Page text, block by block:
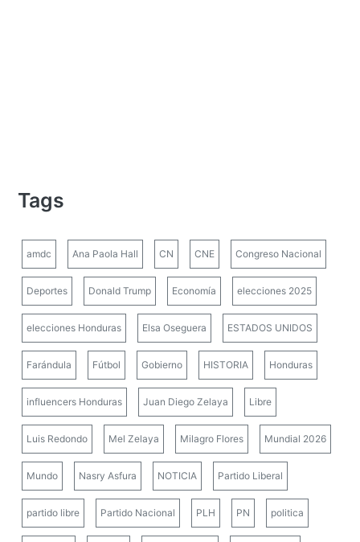
Tags
amdc Ana Paola Hall CN CNE Congreso Nacional
Deportes Donald Trump Economía elecciones 2025
elecciones Honduras Elsa Oseguera ESTADOS UNIDOS
Farándula Fútbol Gobierno HISTORIA Honduras
influencers Honduras Juan Diego Zelaya Libre
Luis Redondo Mel Zelaya Milagro Flores Mundial 2026
Mundo Nasry Asfura NOTICIA Partido Liberal
partido libre Partido Nacional PLH PN politica